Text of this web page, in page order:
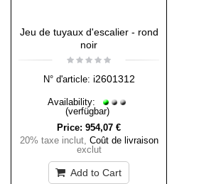
Jeu de tuyaux d'escalier - rond
noir
N° d'article: i2601312
Availability:
(verfügbar)
Price: 954,07 €
20% taxe inclut, Coût de livraison
exclut
Add to Cart